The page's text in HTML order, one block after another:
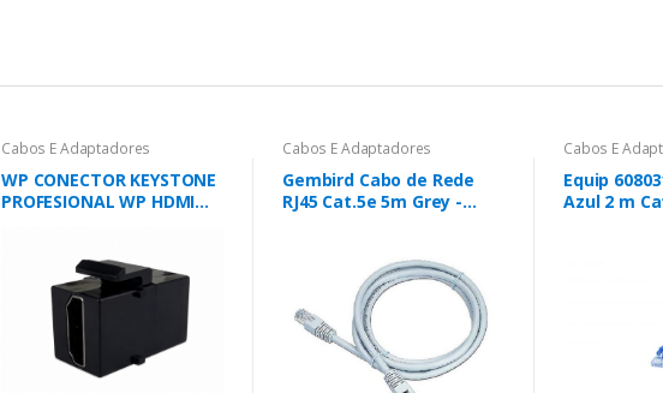
Cabos E Adaptadores
WP CONECTOR KEYSTONE
PROFESIONAL WP HDMI
Cabos E Adaptadores
Gembird Cabo de Rede
RJ45 Cat.5e 5m Grey -
Cabos E
Equip
Azul 2 m